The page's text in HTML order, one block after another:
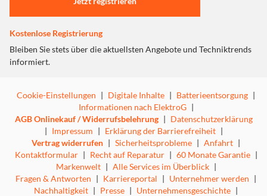
Kostenlose Registrierung
Bleiben Sie stets über die aktuellsten Angebote und Techniktrends
informiert.
Cookie-Einstellungen | Digitale Inhalte | Batterieentsorgung |
Informationen nach ElektroG |
AGB Onlinekauf / Widerrufsbelehrung | Datenschutzerklärung
| Impressum | Erklärung der Barrierefreiheit |
Vertrag widerrufen | Sicherheitsprobleme | Anfahrt |
Kontaktformular | Recht auf Reparatur | 60 Monate Garantie |
Markenwelt | Alle Services im Überblick |
Fragen & Antworten | Karriereportal | Unternehmer werden |
Nachhaltigkeit | Presse | Unternehmensgeschichte |